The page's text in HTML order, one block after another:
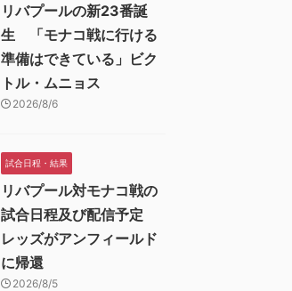
リバプールの新23番誕
生 「モナコ戦に行ける
準備はできている」ビク
トル・ムニョス
2026/8/6
試合日程・結果
リバプール対モナコ戦の
試合日程及び配信予定
レッズがアンフィールド
に帰還
2026/8/5